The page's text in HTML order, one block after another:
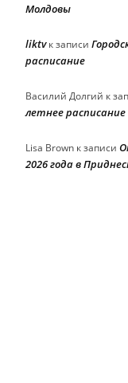
Молдовы
liktvк записи
расписание
Василий Долгий к
летнее расписание
Lisa Brown к записи
2026 года в